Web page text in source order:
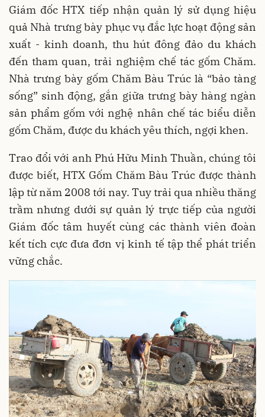
Giám đốc HTX tiếp nhận quản lý sử dụng hiệu
quả Nhà trưng bày phục vụ đắc lực hoạt động sản
xuất - kinh doanh, thu hút đông đảo du khách
đến tham quan, trải nghiệm chế tác gốm Chăm.
Nhà trưng bày gốm Chăm Bàu Trúc là “bảo tàng
sống” sinh động, gắn giữa trưng bày hàng ngàn
sản phẩm gốm với nghệ nhân chế tác biểu diễn
gốm Chăm, được du khách yêu thích, ngợi khen.
Trao đổi với anh Phú Hữu Minh Thuần, chúng tôi
được biết, HTX Gốm Chăm Bàu Trúc được thành
lập từ năm 2008 tới nay. Tuy trải qua nhiều thăng
trầm nhưng dưới sự quản lý trực tiếp của người
Giám đốc tâm huyết cùng các thành viên đoàn
kết tích cực đưa đơn vị kinh tế tập thể phát triển
vững chắc.